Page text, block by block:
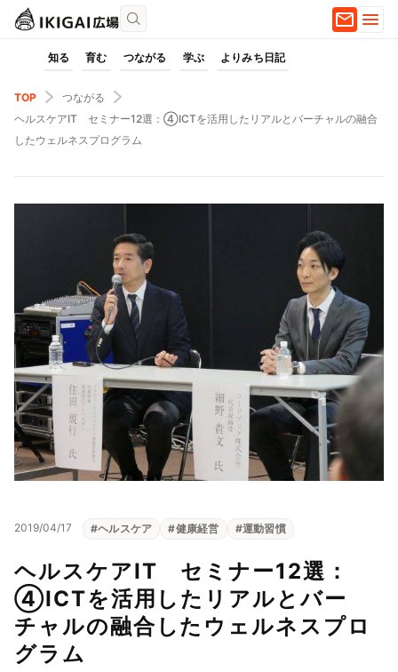
知る 育む つながる 学ぶ よりみち日記
TOP
つながる
ヘルスケアIT セミナー12選：④ICTを活用したリアルとバーチャルの融合
したウェルネスプログラム
2019/04/17 #ヘルスケア #健康経営 #運動習慣
ヘルスケアIT セミナー12選：
④ICTを活用したリアルとバー
チャルの融合したウェルネスプロ
グラム